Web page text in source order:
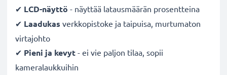
✔ LCD-näyttö - näyttää latausmäärän prosentteina
✔ Laadukas verkkopistoke ja taipuisa, murtumaton
virtajohto
✔ Pieni ja kevyt - ei vie paljon tilaa, sopii
kameralaukkuihin